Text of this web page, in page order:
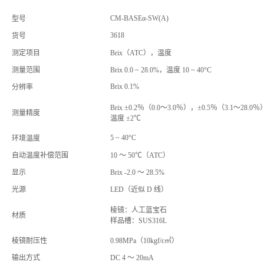
型号 CM-BASEα-SW(A)
货号 3618
测定项目 Brix（ATC），温度
测量范围 Brix 0.0 ~ 28.0%，温度 10 ~ 40°C
分辨率 Brix 0.1%
测量精度
Brix ±0.2％（0.0～3.0％），±0.5％（3.1～28.0％
温度 ±2℃
环境温度 5 ~ 40°C
自动温度补偿范围 10 ～ 50℃（ATC）
显示 Brix -2.0 ～ 28.5%
光源 LED（近似 D 线）
材质
棱镜：人工蓝宝石
样品槽：SUS316L
棱镜耐压性 0.98MPa（10kgf/c㎡）
输出方式 DC 4 ～ 20mA